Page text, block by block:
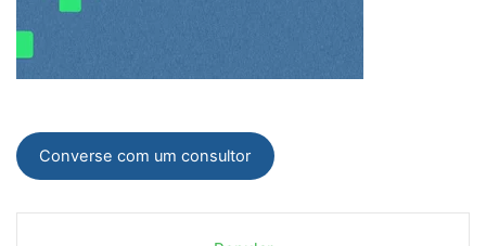
Converse com um consultor